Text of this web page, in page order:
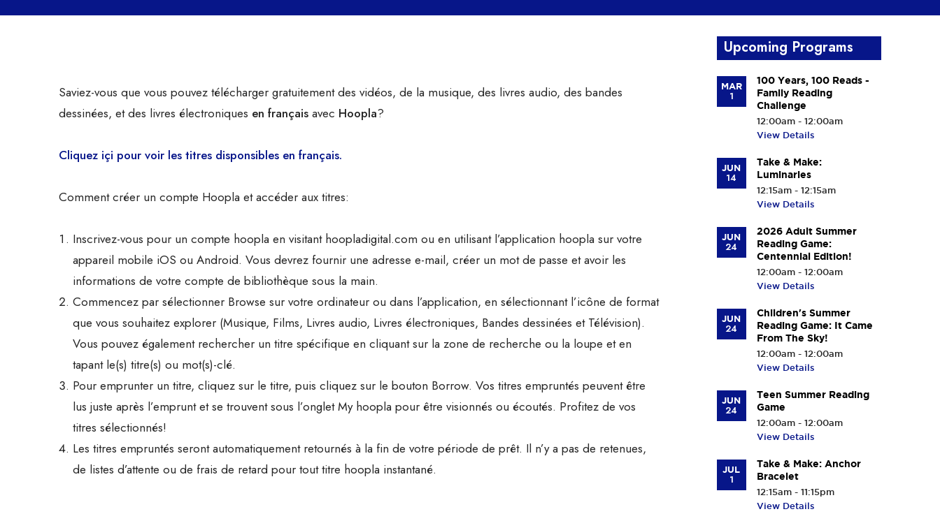
Saviez-vous que vous pouvez télécharger gratuitement des vidéos, de la musique, des livres audio, des bandes
dessinées, et des livres électroniques en français avec Hoopla?
Cliquez içi pour voir les titres disponsibles en français.
Comment créer un compte Hoopla et accéder aux titres:
Inscrivez-vous pour un compte hoopla en visitant hoopladigital.com ou en utilisant l’application hoopla sur votre
appareil mobile iOS ou Android. Vous devrez fournir une adresse e-mail, créer un mot de passe et avoir les
informations de votre compte de bibliothèque sous la main.
Commencez par sélectionner Browse sur votre ordinateur ou dans l’application, en sélectionnant l’icône de format
que vous souhaitez explorer (Musique, Films, Livres audio, Livres électroniques, Bandes dessinées et Télévision).
Vous pouvez également rechercher un titre spécifique en cliquant sur la zone de recherche ou la loupe et en
tapant le(s) titre(s) ou mot(s)-clé.
Pour emprunter un titre, cliquez sur le titre, puis cliquez sur le bouton Borrow. Vos titres empruntés peuvent être
lus juste après l’emprunt et se trouvent sous l’onglet My hoopla pour être visionnés ou écoutés. Profitez de vos
titres sélectionnés!
Les titres empruntés seront automatiquement retournés à la fin de votre période de prêt. Il n’y a pas de retenues,
de listes d’attente ou de frais de retard pour tout titre hoopla instantané.
Upcoming Programs
MAR
1
100 Years, 100 Reads -
Family Reading
Challenge
12:00am - 12:00am
View Details
JUN
14
Take & Make:
Luminaries
12:15am - 12:15am
View Details
JUN
24
2026 Adult Summer
Reading Game:
Centennial Edition!
12:00am - 12:00am
View Details
JUN
24
Children's Summer
Reading Game: It Came
From The Sky!
12:00am - 12:00am
View Details
JUN
24
Teen Summer Reading
Game
12:00am - 12:00am
View Details
JUL
1
Take & Make: Anchor
Bracelet
12:15am - 11:15pm
View Details